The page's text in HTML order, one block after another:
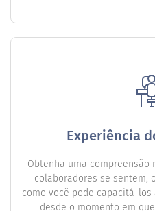
Experiência
Obtenha uma compreensão
colaboradores se sentem,
como você pode capacitá-
desde o momento em